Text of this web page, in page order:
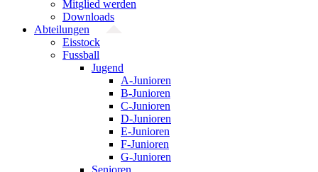
Mitglied werden
Downloads
Abteilungen
Eisstock
Fussball
Jugend
A-Junioren
B-Junioren
C-Junioren
D-Junioren
E-Junioren
F-Junioren
G-Junioren
Senioren